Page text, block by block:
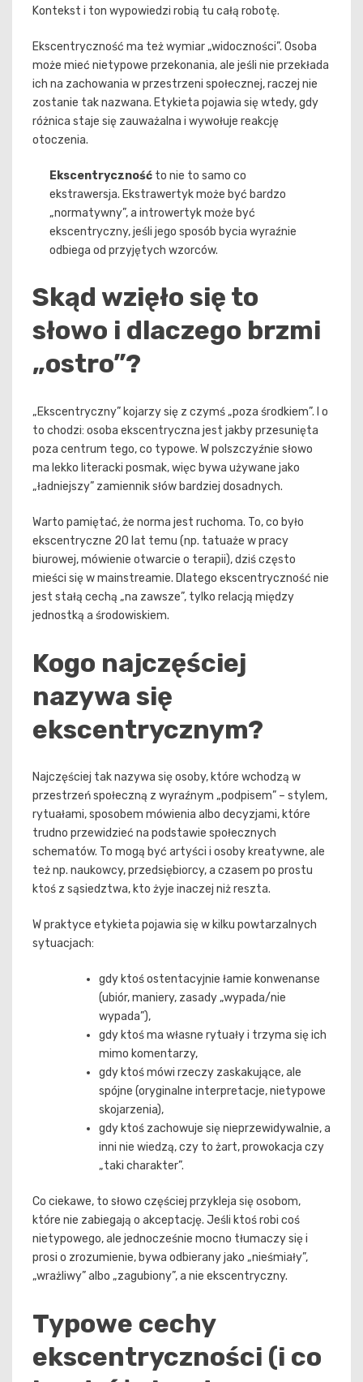
Kontekst i ton wypowiedzi robią tu całą robotę.
Ekscentryczność ma też wymiar „widoczności”. Osoba
może mieć nietypowe przekonania, ale jeśli nie przekłada
ich na zachowania w przestrzeni społecznej, raczej nie
zostanie tak nazwana. Etykieta pojawia się wtedy, gdy
różnica staje się zauważalna i wywołuje reakcję
otoczenia.
Ekscentryczność to nie to samo co
ekstrawersja. Ekstrawertyk może być bardzo
„normatywny”, a introwertyk może być
ekscentryczny, jeśli jego sposób bycia wyraźnie
odbiega od przyjętych wzorców.
Skąd wzięło się to
słowo i dlaczego brzmi
„ostro”?
„Ekscentryczny” kojarzy się z czymś „poza środkiem”. I o
to chodzi: osoba ekscentryczna jest jakby przesunięta
poza centrum tego, co typowe. W polszczyźnie słowo
ma lekko literacki posmak, więc bywa używane jako
„ładniejszy” zamiennik słów bardziej dosadnych.
Warto pamiętać, że norma jest ruchoma. To, co było
ekscentryczne 20 lat temu (np. tatuaże w pracy
biurowej, mówienie otwarcie o terapii), dziś często
mieści się w mainstreamie. Dlatego ekscentryczność nie
jest stałą cechą „na zawsze”, tylko relacją między
jednostką a środowiskiem.
Kogo najczęściej
nazywa się
ekscentrycznym?
Najczęściej tak nazywa się osoby, które wchodzą w
przestrzeń społeczną z wyraźnym „podpisem” – stylem,
rytuałami, sposobem mówienia albo decyzjami, które
trudno przewidzieć na podstawie społecznych
schematów. To mogą być artyści i osoby kreatywne, ale
też np. naukowcy, przedsiębiorcy, a czasem po prostu
ktoś z sąsiedztwa, kto żyje inaczej niż reszta.
W praktyce etykieta pojawia się w kilku powtarzalnych
sytuacjach:
gdy ktoś ostentacyjnie łamie konwenanse
(ubiór, maniery, zasady „wypada/nie
wypada”),
gdy ktoś ma własne rytuały i trzyma się ich
mimo komentarzy,
gdy ktoś mówi rzeczy zaskakujące, ale
spójne (oryginalne interpretacje, nietypowe
skojarzenia),
gdy ktoś zachowuje się nieprzewidywalnie, a
inni nie wiedzą, czy to żart, prowokacja czy
„taki charakter”.
Co ciekawe, to słowo częściej przykleja się osobom,
które nie zabiegają o akceptację. Jeśli ktoś robi coś
nietypowego, ale jednocześnie mocno tłumaczy się i
prosi o zrozumienie, bywa odbierany jako „nieśmiały”,
„wrażliwy” albo „zagubiony”, a nie ekscentryczny.
Typowe cechy
ekscentryczności (i co